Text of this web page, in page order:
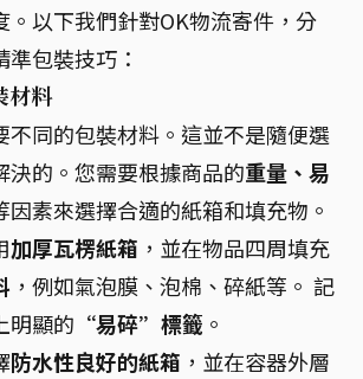
。以下我們針對OK物流寄件，分
包裝技巧：
材料
不同的包裝材料。這並不是隨便選
決的。您需要根據商品的重量、易
因素來選擇合適的紙箱和填充物。
加厚瓦楞紙箱 ，並在物品四周填充
，例如氣泡膜、泡棉、碎紙等。 記
明顯的 “易碎”標籤 。
防水性良好的紙箱 ，並在容器外層